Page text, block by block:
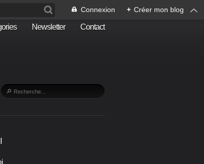
Connexion + Créer mon blog
Newsletter Contact